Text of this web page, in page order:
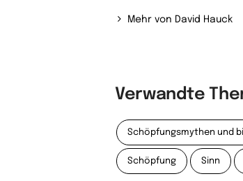
Mehr von David Hauck
Verwandte
Schöpfungsmythen und
Schöpfung Sinn